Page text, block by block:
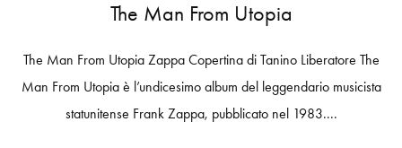
The Man From Utopia
The Man From Utopia Zappa Copertina di Tanino Liberatore The
Man From Utopia è l’undicesimo album del leggendario musicista
statunitense Frank Zappa, pubblicato nel 1983....